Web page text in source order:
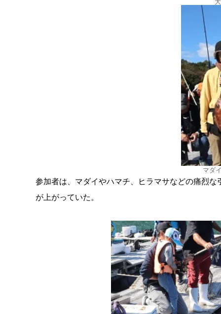
マダ
参加者は、マダイやハマチ、ヒラマサなどの痛烈
が上がっていた。